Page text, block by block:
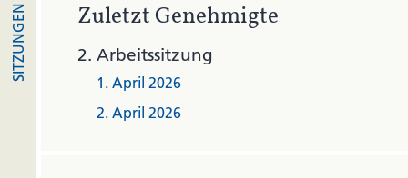
SITZUNGEN Zuletzt Genehmigte
2. Arbeitssitzung
1. April 2026
2. April 2026